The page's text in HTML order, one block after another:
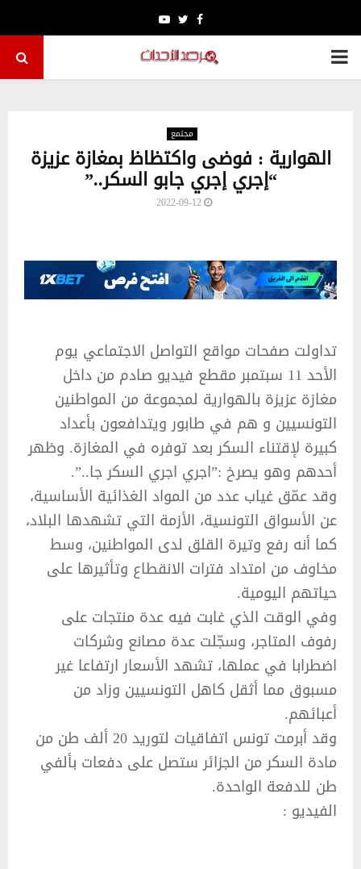
Facebook
Twitter
Youtube
PRIMARY
مجتمع
الهوارية : فوضى واكتظاظ بمغازة عزيزة
“إجري إجري جابو السكر..”
2022-09-12
تداولت صفحات مواقع التواصل الاجتماعي يوم
الأحد 11 سبتمبر مقطع فيديو صادم من داخل
مغازة عزيزة بالهوارية لمجموعة من المواطنين
التونسيين و هم في طابور ويتدافعون بأعداد
كبيرة لإقتناء السكر بعد توفره في المغازة. وظهر
أحدهم وهو يصرخ :”اجري اجري السكر جا..”.
وقد عمّق غياب عدد من المواد الغذائية الأساسية،
عن الأسواق التونسية، الأزمة التي تشهدها البلاد،
كما أنه رفع وتيرة القلق لدى المواطنين، وسط
مخاوف من امتداد فترات الانقطاع وتأثيرها على
حياتهم اليومية.
وفي الوقت الذي غابت فيه عدة منتجات على
رفوف المتاجر، وسجّلت عدة مصانع وشركات
اضطرابا في عملها، تشهد الأسعار ارتفاعا غير
مسبوق مما أثقل كاهل التونسيين وزاد من
أعبائهم.
وقد أبرمت تونس اتفاقيات لتوريد 20 ألف طن من
مادة السكر من الجزائر ستصل على دفعات بألفي
طن للدفعة الواحدة.
الفيديو :